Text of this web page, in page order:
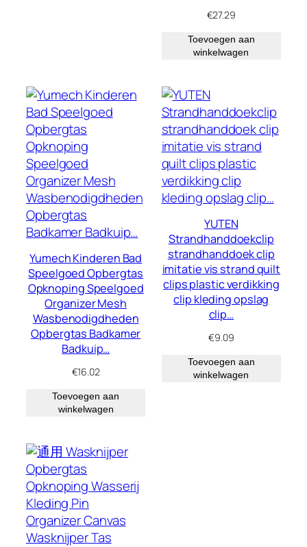
€27.29
Toevoegen aan
winkelwagen
Yumech Kinderen Bad
Speelgoed Opbergtas
Opknoping Speelgoed
Organizer Mesh
Wasbenodigdheden
Opbergtas Badkamer
Badkuip…
€16.02
Toevoegen aan
winkelwagen
YUTEN
Strandhanddoekclip
strandhanddoek clip
imitatie vis strand quilt
clips plastic verdikking
clip kleding opslag
clip…
€9.09
Toevoegen aan
winkelwagen